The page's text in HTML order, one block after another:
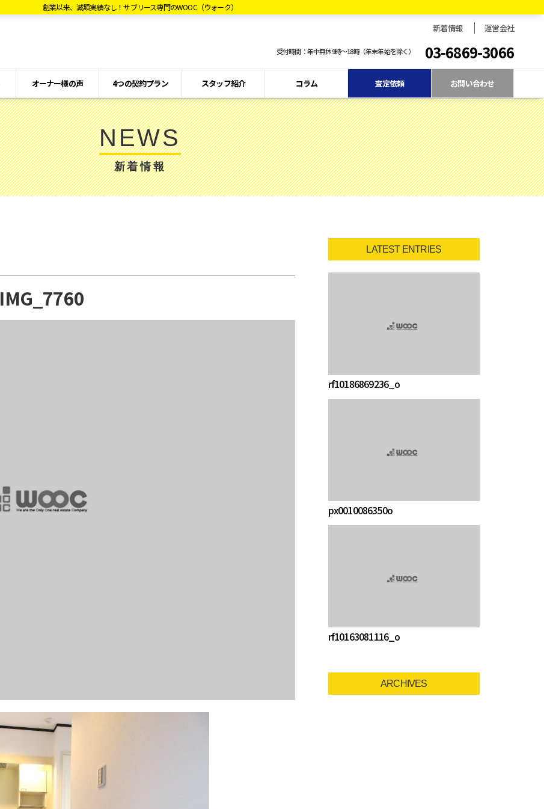
創業以来、減額実績なし！サブリース専門のWOOC（ウォーク）
新着情報 運営会社
受付時間：年中無休9時〜18時（年末年始を除く） 03-6869-3066
オーナー様の声 4つの契約プラン スタッフ紹介 コラム 査定依頼 お問い合わせ
NEWS
新着情報
IMG_7760
LATEST ENTRIES
rf10186869236_o
px0010086350o
rf10163081116_o
ARCHIVES